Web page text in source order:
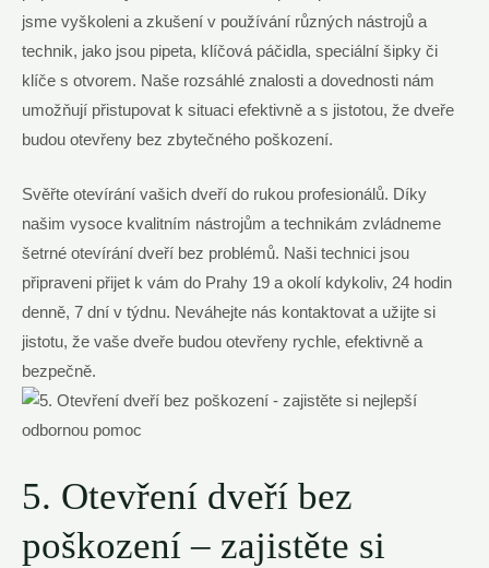
jsme vyškoleni a zkušení v používání různých nástrojů a
technik, jako jsou pipeta, klíčová páčidla, speciální šipky či
klíče s otvorem. Naše rozsáhlé znalosti a dovednosti nám
umožňují přistupovat k situaci efektivně a s jistotou, že dveře
budou otevřeny bez zbytečného poškození.
Svěřte otevírání vašich dveří do rukou profesionálů. Díky
našim vysoce kvalitním nástrojům a technikám zvládneme
šetrné otevírání dveří bez problémů. Naši technici jsou
připraveni přijet k vám do Prahy 19 a okolí kdykoliv, 24 hodin
denně, 7 dní v týdnu. Neváhejte nás kontaktovat a užijte si
jistotu, že vaše dveře budou otevřeny rychle, efektivně a
bezpečně.
5. Otevření dveří bez
poškození – zajistěte si